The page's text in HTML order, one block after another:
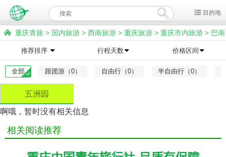
目的地
重庆青旅 > 国内旅游 > 西南旅游 > 重庆旅游 > 重庆市内旅游 > 巴南
旅游 > 五洲园旅游
推荐排序 行程天数 价格区间
全部 跟团游（0） 自由行（0） 半自由行（0）
五洲园
啊哦，暂时没有相关信息
相关阅读推荐